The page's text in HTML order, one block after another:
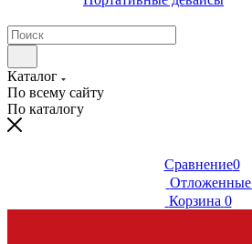
Каталог
По всему сайту
По каталогу
Сравнение0
Отложенные
Корзина 0